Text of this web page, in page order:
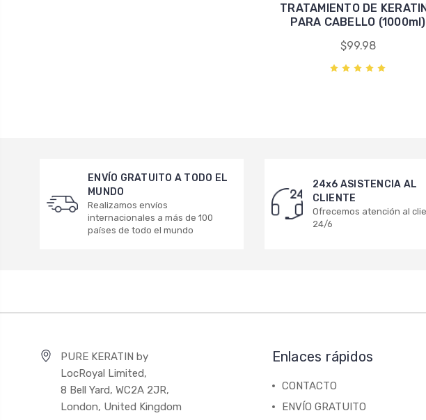
TRATAMIENTO DE
PARA CABELLO (1000ml)
$99.98
ENVÍO GRATUITO A TODO EL
MUNDO
Realizamos envíos
internacionales a más de 100
países de todo el mundo
24x6 ASISTENCIA AL
CLIENTE
Ofrecemos atención al
24/6
PURE KERATIN by
LocRoyal Limited,
8 Bell Yard, WC2A 2JR,
London, United Kingdom
Enlaces rápidos
CONTACTO
ENVÍO GRATUITO